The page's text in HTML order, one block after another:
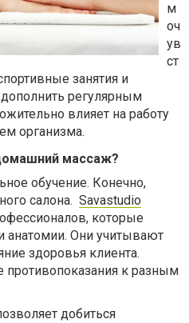
м
оч
ув
ст
занятия и
регулярным
влияет на работу
организма.
массаж?
обучение. Конечно,
салона. Savastudio
которые
анатомии. Они учитывают
здоровья клиента.
к разным
добиться